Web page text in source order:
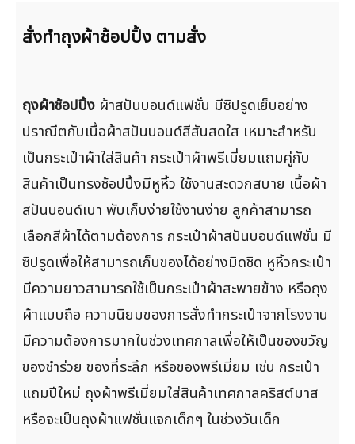
สั่งทำถุงผ้าช้อปปิ้ง ตามสั่ง
ถุงผ้าช้อปปิ้ง ผ้าสปันบอนด์แฟชั่น มีซิปรูดเย็บอย่าง
ปราณีตกับเนื้อผ้าสปันบอนด์สีสันสดใส เหมาะสำหรับ
เป็นกระเป๋าผ้าใส่สินค้า กระเป๋าผ้าพรีเมี่ยมแถมคู่กับ
สินค้าเป็นทรงช้อปปิ้งมีหูหิ้ว ใช้งานสะดวกสบาย เนื้อผ้า
สปันบอนด์เบา พับเก็บง่ายใช้งานง่าย ลูกค้าสามารถ
เลือกสีผ้าได้ตามต้องการ กระเป๋าผ้าสปันบอนด์แฟชั่น มี
ซิปรูดเพื่อให้สามารถเก็บของได้อย่างมิดชิด หูหิ้วกระเป๋า
มีความยาวสามารถใช้เป็นกระเป๋าผ้าสะพายข้าง หรือถุง
ผ้าแบบถือ ความนิยมของการสั่งทำกระเป๋าจากโรงงาน
มีความต้องการมากในช่วงเทศกาลเพื่อให้เป็นของขวัญ
ของชำร่วย ของที่ระลึก หรือของพรีเมี่ยม เช่น กระเป๋า
แถมปีใหม่ ถุงผ้าพรีเมี่ยมใส่สินค้าเทศกาลคริสต์มาส
หรือจะเป็นถุงผ้าแฟชั่นแจกเด็กๆ ในช่วงวันเด็ก